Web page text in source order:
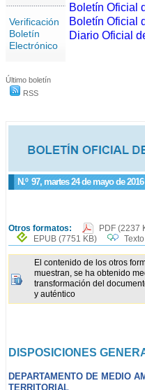
Verificación
Boletín
Electrónico
Último boletín
RSS
N.º 97, martes 24 de mayo de 2016
Otros formatos: PDF (2237
EPUB (7751 KB)
El contenido de los otros
muestran, se ha obtenido
transformación del
y auténtico
DISPOSICIONES
DEPARTAMENTO DE MEDIO
TERRITORIAL
Boletín Oficial
Boletín Oficial
Diario Oficial